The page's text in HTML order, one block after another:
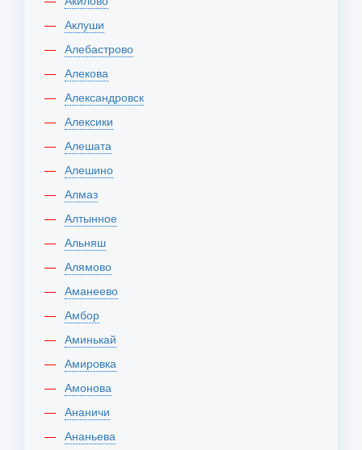
Аклуши
Алебастрово
Алекова
Александровск
Алексики
Алешата
Алешино
Алмаз
Алтынное
Альняш
Алямово
Аманеево
Амбор
Аминькай
Амировка
Амонова
Ананичи
Ананьева